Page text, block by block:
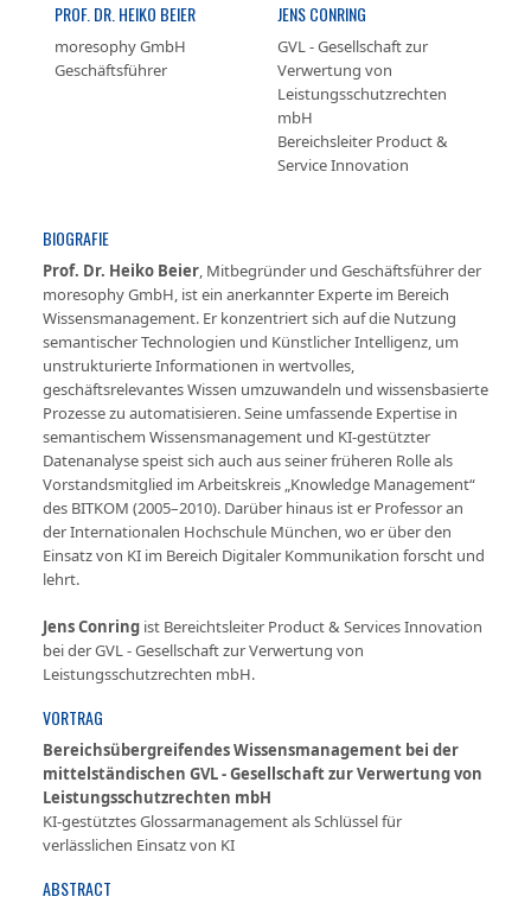
PROF. DR. HEIKO BEIER
moresophy GmbH
Geschäftsführer
JENS CONRING
GVL - Gesellschaft zur
Verwertung von
Leistungsschutzrechten
mbH
Bereichsleiter Product &
Service Innovation
BIOGRAFIE
Prof. Dr. Heiko Beier, Mitbegründer und Geschäftsführer der
moresophy GmbH, ist ein anerkannter Experte im Bereich
Wissensmanagement. Er konzentriert sich auf die Nutzung
semantischer Technologien und Künstlicher Intelligenz, um
unstrukturierte Informationen in wertvolles,
geschäftsrelevantes Wissen umzuwandeln und wissensbasierte
Prozesse zu automatisieren. Seine umfassende Expertise in
semantischem Wissensmanagement und KI-gestützter
Datenanalyse speist sich auch aus seiner früheren Rolle als
Vorstandsmitglied im Arbeitskreis „Knowledge Management“
des BITKOM (2005–2010). Darüber hinaus ist er Professor an
der Internationalen Hochschule München, wo er über den
Einsatz von KI im Bereich Digitaler Kommunikation forscht und
lehrt.
Jens Conringist Bereichtsleiter Product & Services Innovation
bei der GVL - Gesellschaft zur Verwertung von
Leistungsschutzrechten mbH.
VORTRAG
Bereichsübergreifendes Wissensmanagement bei der
mittelständischen GVL - Gesellschaft zur Verwertung von
Leistungsschutzrechten mbH
KI-gestütztes Glossarmanagement als Schlüssel für
verlässlichen Einsatz von KI
ABSTRACT